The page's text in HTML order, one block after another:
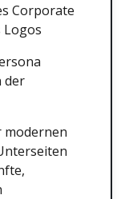
Corporate
Logos
der
modernen